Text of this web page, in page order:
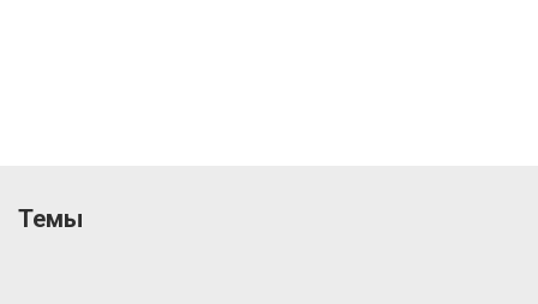
Темы